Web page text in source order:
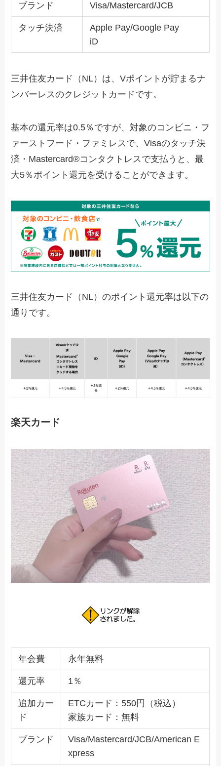
ブランド Visa/Mastercard/JCB
タッチ決済
Apple Pay/Google Pay
iD
三井住友カード（NL）は、Vポイントが貯まるナ
ンバーレスのクレジットカードです。
基本の還元率は0.5％ですが、対象のコンビニ・フ
ァーストフード・ファミレスで、Visaのタッチ決
済・Mastercard®コンタクトレスで支払うと、最
大5％ポイント還元を受けることができます。
三井住友カード（NL）のポイント還元率は以下の
通りです。
楽天カード
年会費 永年無料
還元率 1％
追加カー
ド
ETCカード：550円（税込）
家族カード：無料
ブランド
Visa/Mastercard/JCB/American E
xpress